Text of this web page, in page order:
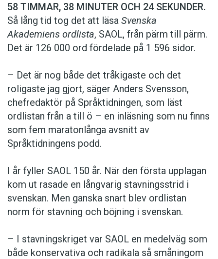
Hantera cookie-inställningar
58 TIMMAR, 38 MINUTER OCH 24 SEKUNDER.
Så lång tid tog det att läsa Svenska
Akademiens ordlista, SAOL, från pärm till pärm.
Det är 126 000 ord fördelade på 1 596 sidor.
– Det är nog både det tråkigaste och det
roligaste jag gjort, säger Anders Svensson,
chefredaktör på Språktidningen, som läst
ordlistan från a till ö – en inläsning som nu finns
som fem maratonlånga avsnitt av
Språktidningens podd.
I år fyller SAOL 150 år. När den första upplagan
kom ut rasade en långvarig stavningsstrid i
svenskan. Men ganska snart blev ordlistan
norm för stavning och böjning i svenskan.
– I stavningskriget var SAOL en medelväg som
både konservativa och radikala så småningom